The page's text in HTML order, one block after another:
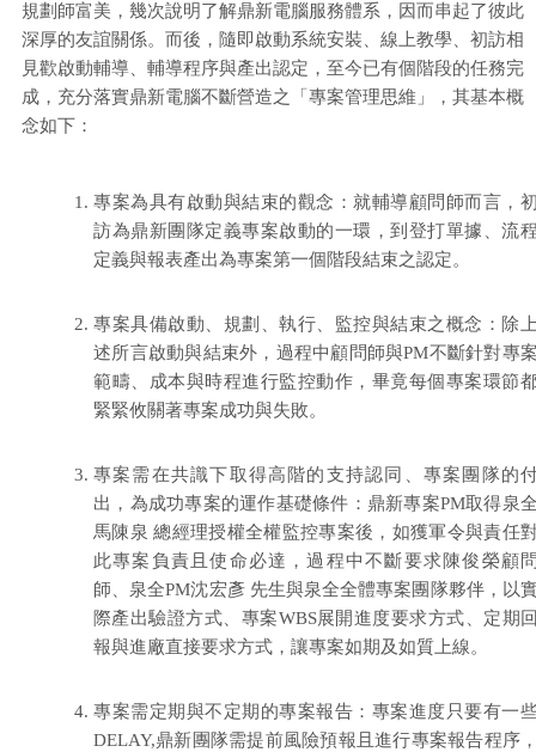
規劃師富美，幾次說明了解鼎新電腦服務體系，因而串起了彼此
深厚的友誼關係。而後，隨即啟動系統安裝、線上教學、初訪相
見歡啟動輔導、輔導程序與產出認定，至今已有個階段的任務完
成，充分落實鼎新電腦不斷營造之「專案管理思維」，其基本概
念如下：
專案為具有啟動與結束的觀念：就輔導顧問師而言，
訪為鼎新團隊定義專案啟動的一環，到登打單據、流
定義與報表產出為專案第一個階段結束之認定。
專案具備啟動、規劃、執行、監控與結束之概念：除
述所言啟動與結束外，過程中顧問師與PM不斷針對專
範疇、成本與時程進行監控動作，畢竟每個專案環節
緊緊攸關著專案成功與失敗。
專案需在共識下取得高階的支持認同、專案團隊的
出，為成功專案的運作基礎條件：鼎新專案PM取得泉
馬陳泉 總經理授權全權監控專案後，如獲軍令與責任
此專案負責且使命必達，過程中不斷要求陳俊榮顧
師、泉全PM沈宏彥 先生與泉全全體專案團隊夥伴，以
際產出驗證方式、專案WBS展開進度要求方式、定期
報與進廠直接要求方式，讓專案如期及如質上線。
專案需定期與不定期的專案報告：專案進度只要有一
DELAY,鼎新團隊需提前風險預報且進行專案報告程序